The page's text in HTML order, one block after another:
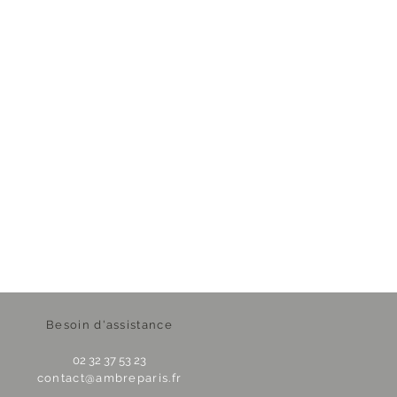
Besoin d'assistance
02 32 37 53 23
contact@ambreparis.fr